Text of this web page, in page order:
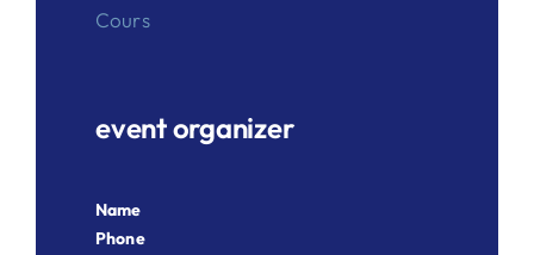
Cours
event organizer
Name
Phone